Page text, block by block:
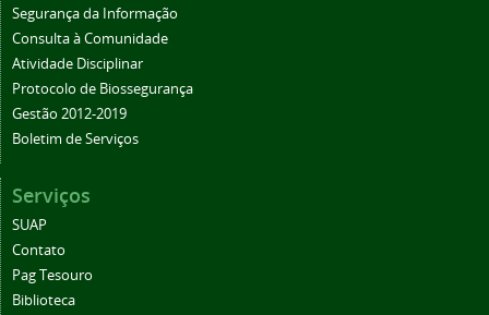
Segurança da Informação
Consulta à Comunidade
Atividade Disciplinar
Protocolo de Biossegurança
Gestão 2012-2019
Boletim de Serviços
Serviços
SUAP
Contato
Pag Tesouro
Biblioteca